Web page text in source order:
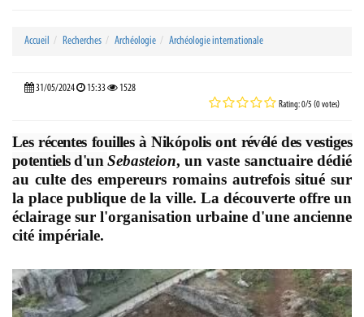
Accueil Recherches Archéologie Archéologie internationale
31/05/2024 15:33 1528
Rating: 0/5 (0 votes)
Les récentes fouilles à Nikópolis ont révélé des vestiges
potentiels d'un Sebasteion, un vaste sanctuaire dédié
au culte des empereurs romains autrefois situé sur
la place publique de la ville. La découverte offre un
éclairage sur l'organisation urbaine d'une ancienne
cité impériale.